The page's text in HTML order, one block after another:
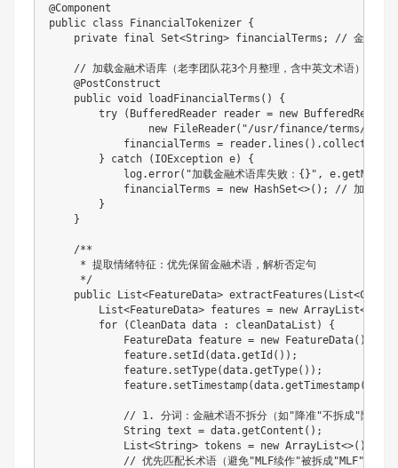
@Component
public class FinancialTokenizer {
private final Set<String> financialTerms ; // 金融术语
// 加载金融术语库（老李团队花3个月整理，含中英文术语）
@PostConstruct
public void loadFinancialTerms ( )
{
try
( BufferedReader reader = new BufferedReader
new FileReader( "/usr/finance/terms/
            financialTerms
= reader. lines ( ) . collect
}
catch ( IOException e)
{
            log
.error( "加载金融术语库失败：{}" , e.
            financialTerms
= new HashSet<>( ) ;
// 加载失败
}
}
/**
     * 提取情绪特征：优先保留金融术语，解析否定句
     */
public List<FeatureData> extractFeatures ( List<
List<FeatureData> features = new ArrayList<
for
(CleanData data : cleanDataList )
{
FeatureData feature = new FeatureData( )
            feature
. setId (data.getId ( ) ) ;
            feature
. setType(data.getType( ) ) ;
            feature
. setTimestamp(data.getTimestamp(
// 1. 分词：金融术语不拆分（如"降准"不拆成"降"+"
String text = data.getContent ( ) ;
List<String> tokens = new ArrayList<>( )
// 优先匹配长术语（避免"MLF续作"被拆成"MLF"+"续